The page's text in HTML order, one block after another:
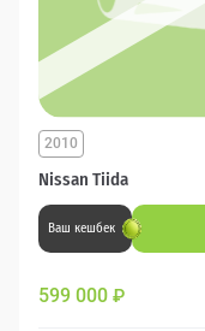
Nissan Tiida
2010
Ваш кешбек
599 000 ₽